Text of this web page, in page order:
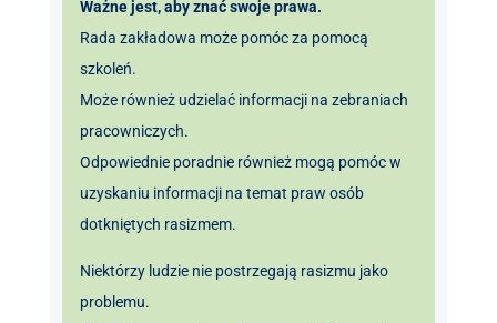
Ważne jest, aby znać swoje prawa.
Rada zakładowa może pomóc za pomocą
szkoleń.
Może również udzielać informacji na zebraniach
pracowniczych.
Odpowiednie poradnie również mogą pomóc w
uzyskaniu informacji na temat praw osób
dotkniętych rasizmem.
Niektórzy ludzie nie postrzegają rasizmu jako
problemu.